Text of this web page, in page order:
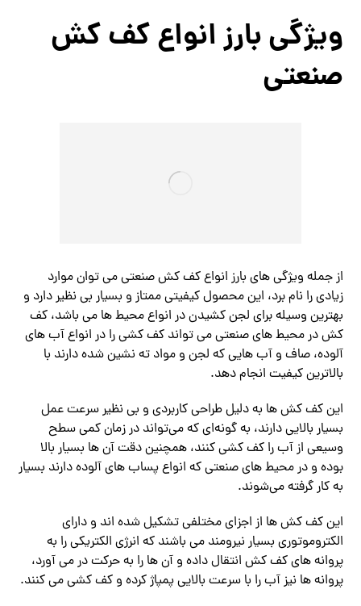
ویژگی بارز انواع کف کش
صنعتی
از جمله ویژگی های بارز انواع کف کش صنعتی می توان موارد
زیادی را نام برد، این محصول کیفیتی ممتاز و بسیار بی نظیر دارد و
بهترین وسیله برای لجن کشیدن در انواع محیط ها می باشد، کف
کش در محیط های صنعتی می تواند کف کشی را در انواع آب های
آلوده، صاف و آب هایی که لجن و مواد ته نشین شده دارند با
بالاترین کیفیت انجام دهد.
این کف کش ها به دلیل طراحی کاربردی و بی نظیر سرعت عمل
بسیار بالایی دارند، به گونه‌ای که می‌تواند در زمان کمی سطح
وسیعی از آب را کف کشی کنند، همچنین دقت آن ها بسیار بالا
بوده و در محیط های صنعتی که انواع پساب های آلوده دارند بسیار
به کار گرفته می‌شوند.
این کف کش ها از اجزای مختلفی تشکیل شده اند و دارای
الکتروموتوری بسیار نیرومند می باشند که انرژی الکتریکی را به
پروانه های کف کش انتقال داده و آن ها را به حرکت در می آورد،
پروانه ها نیز آب را با سرعت بالایی پمپاژ کرده و کف کشی می کنند.